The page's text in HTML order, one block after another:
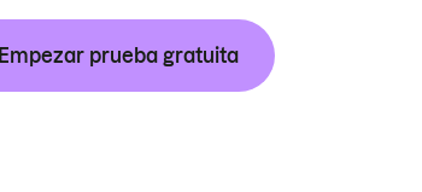
Empezar prueba gratuita